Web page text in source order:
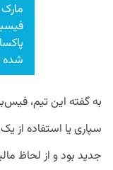
به گفته این تیم،
سپاری یا استفاده از
جدید بود و از لحاظ